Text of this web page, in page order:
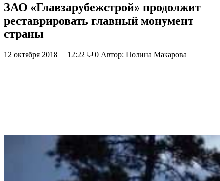
ЗАО «Главзарубежстрой» продолжит
реставрировать главный монумент
страны
12 октября 2018 12:22 0 Автор: Полина Макарова